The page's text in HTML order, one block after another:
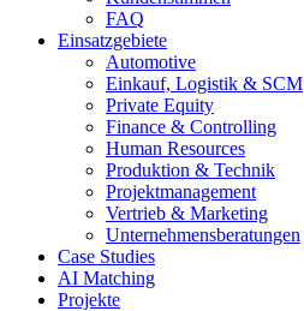
FAQ
Einsatzgebiete
Automotive
Einkauf, Logistik & SCM
Private Equity
Finance & Controlling
Human Resources
Produktion & Technik
Projektmanagement
Vertrieb & Marketing
Unternehmensberatungen
Case Studies
AI Matching
Projekte